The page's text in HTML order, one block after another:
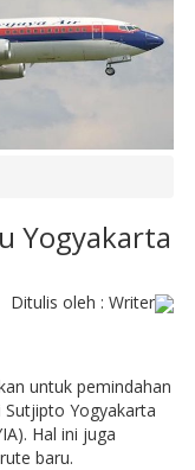
Yogyakarta
Ditulis oleh : Writer
untuk pemindahan
Yogyakarta
Hal ini juga
baru.